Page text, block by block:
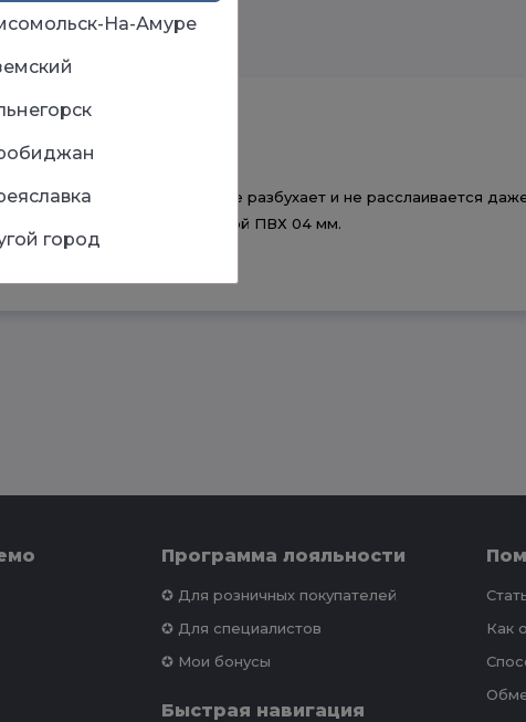
и особой пропитке не разбухает и не расслаивается
Е1. Края обработаны кромкой ПВХ 04 мм.
Программа лояльности
✪ Для розничных покупателей
✪ Для специалистов
✪ Мои бонусы
Быстрая навигация
Как
На-Амуре
город